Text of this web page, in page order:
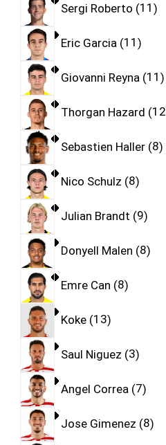
Sergi Roberto 11
Eric Garcia 11
Giovanni Reyna 11
Thorgan Hazard 12
Sebastien Haller 8
Nico Schulz 8
Julian Brandt 9
Donyell Malen 8
Emre Can 8
Koke 13
Saul Niguez 3
Angel Correa 7
Jose Gimenez 8